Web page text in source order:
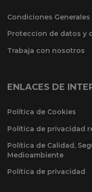
Condiciones Generales
Proteccion de datos y
Trabaja con nosotros
ENLACES DE
Política de Cookies
Política de privacidad
Política de Calidad,
Medioambiente
Política de privacidad